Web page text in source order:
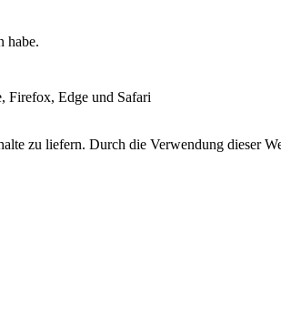
habe.
Firefox, Edge und Safari
zu liefern. Durch die Verwendung dieser